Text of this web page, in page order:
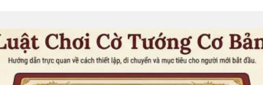
by
Tiêu
Dao
á
n
g
a
g
3